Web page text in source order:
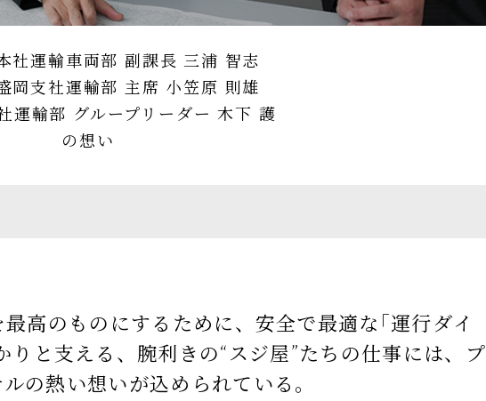
社運輸車両部 副課長 三浦 智志
岡支社運輸部 主席 小笠原 則雄
運輸部 グループリーダー 木下 護
の想い
高のものにするために、安全で最適な｢運行ダイ
と支える、腕利きの“スジ屋”たちの仕事には、プ
の熱い想いが込められている。